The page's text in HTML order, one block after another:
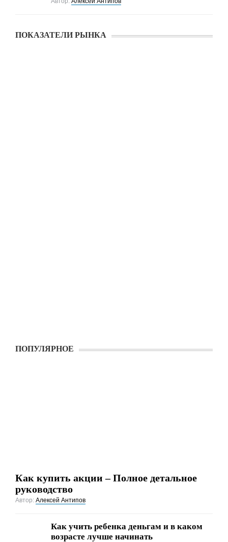
ПОКАЗАТЕЛИ РЫНКА
ПОПУЛЯРНОЕ
Как купить акции – Полное детальное
руководство
Автор:Алексей Антипов
Как учить ребенка деньгам и в каком
возрасте лучше начинать